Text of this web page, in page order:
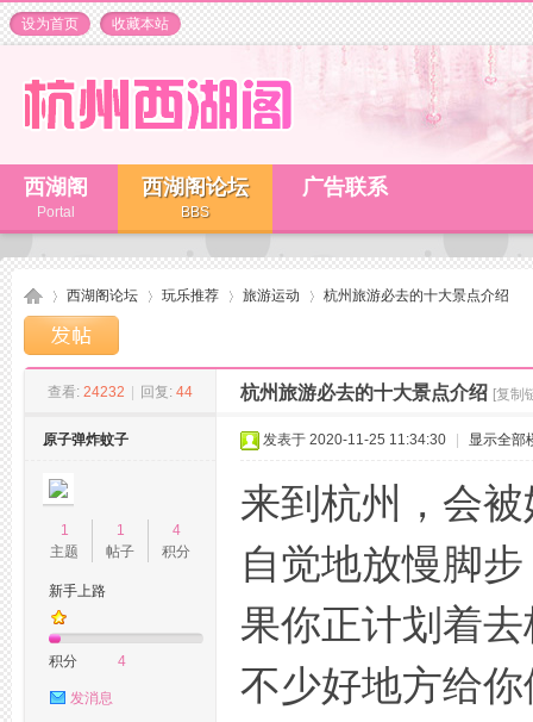
设为首页 收藏本站
西湖阁
Portal
西湖阁论坛
BBS
广告联系
»
西湖阁论坛
›
玩乐推荐 旅游运动
›
杭州旅游必去的十大景点介绍
查看: 24232 回复: 44 杭州旅游必去的十大景点介绍 [复制
原子弹炸蚊子
1
主题
1
帖子
4
积分
新手上路
积分 4
发消息
发表于 2020-11-25 11:34:30 显示全部
来到杭州，会
自觉地放慢脚
果你正计划着
不少好地方给